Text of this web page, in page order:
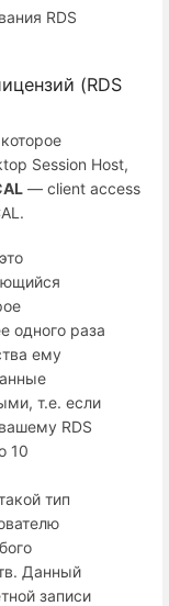
RDS
(RDS
Session Host,
— client access
одного раза
ему
т.е. если
RDS
10
тип
Данный
записи